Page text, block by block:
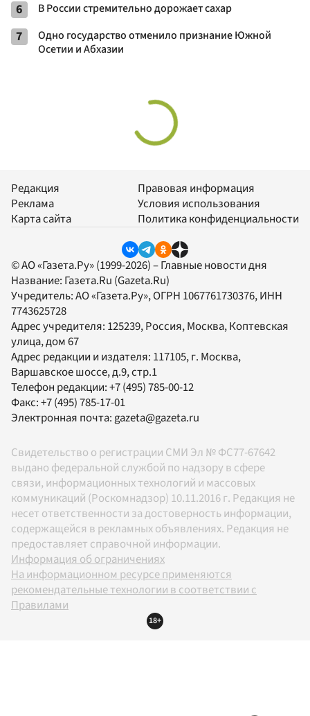
6 В России стремительно дорожает сахар
7
Одно государство отменило признание Южной
Осетии и Абхазии
Редакция
Реклама
Карта сайта
Правовая информация
Условия использования
Политика конфиденциальности
© АО «Газета.Ру» (1999-2026) – Главные новости дня
Название: Газета.Ru (Gazeta.Ru)
Учредитель:АО «Газета.Ру», ОГРН 1067761730376, ИНН
7743625728
Адрес учредителя: 125239, Россия, Москва, Коптевская
улица, дом 67
Адрес редакции и издателя: 117105, г. Москва,
Варшавское шоссе, д.9, стр.1
Телефон редакции:+7 (495) 785-00-12
Факс:+7 (495) 785-17-01
Электронная почта: gazeta@gazeta.ru
Свидетельство о регистрации СМИ Эл № ФС77-67642
выдано федеральной службой по надзору в сфере
связи, информационных технологий и массовых
коммуникаций (Роскомнадзор) 10.11.2016 г. Редакция не
несет ответственности за достоверность информации,
содержащейся в рекламных объявлениях. Редакция не
предоставляет справочной информации.
Информация об ограничениях
На информационном ресурсе применяются
рекомендательные технологии в соответствии с
Правилами
18+